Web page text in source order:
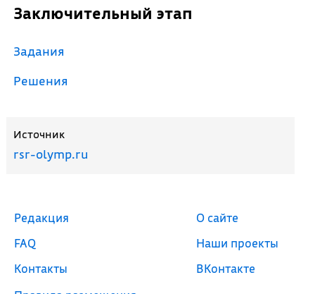
Заключительный этап
Задания
Решения
Источник
rsr-olymp.ru
Редакция
FAQ
Контакты
О сайте
Наши проекты
ВКонтакте